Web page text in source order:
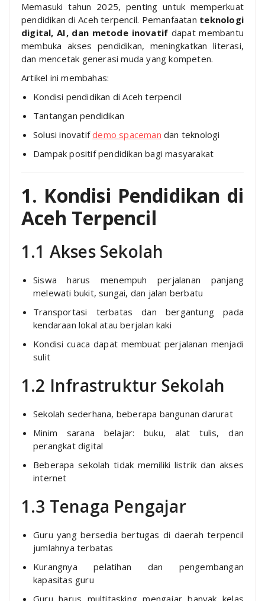
Memasuki tahun 2025, penting untuk memperkuat
pendidikan di Aceh terpencil. Pemanfaatan teknologi
digital, AI, dan metode inovatif dapat membantu
membuka akses pendidikan, meningkatkan literasi,
dan mencetak generasi muda yang kompeten.
Artikel ini membahas:
Kondisi pendidikan di Aceh terpencil
Tantangan pendidikan
Solusi inovatifdemo spaceman dan teknologi
Dampak positif pendidikan bagi masyarakat
1. Kondisi Pendidikan di
Aceh Terpencil
1.1 Akses Sekolah
Siswa harus menempuh perjalanan panjang
melewati bukit, sungai, dan jalan berbatu
Transportasi terbatas dan bergantung pada
kendaraan lokal atau berjalan kaki
Kondisi cuaca dapat membuat perjalanan menjadi
sulit
1.2 Infrastruktur Sekolah
Sekolah sederhana, beberapa bangunan darurat
Minim sarana belajar: buku, alat tulis, dan
perangkat digital
Beberapa sekolah tidak memiliki listrik dan akses
internet
1.3 Tenaga Pengajar
Guru yang bersedia bertugas di daerah terpencil
jumlahnya terbatas
Kurangnya pelatihan dan pengembangan
kapasitas guru